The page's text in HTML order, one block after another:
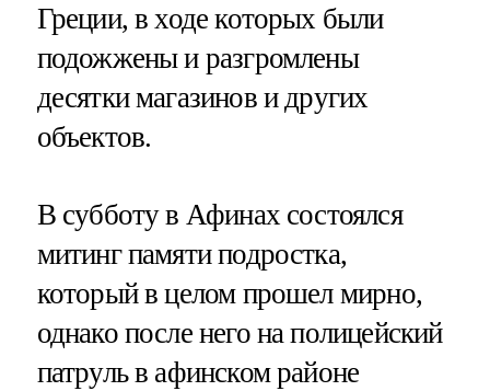
Греции, в ходе которых были
подожжены и разгромлены
десятки магазинов и других
объектов.
В субботу в Афинах состоялся
митинг памяти подростка,
который в целом прошел мирно,
однако после него на полицейский
патруль в афинском районе